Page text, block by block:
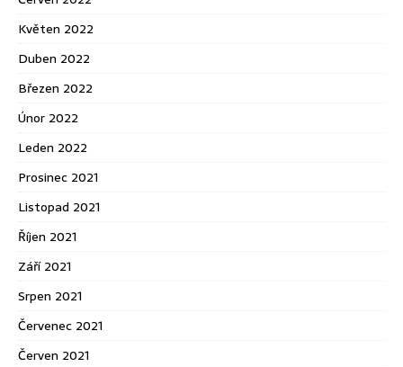
Květen 2022
Duben 2022
Březen 2022
Únor 2022
Leden 2022
Prosinec 2021
Listopad 2021
Říjen 2021
Září 2021
Srpen 2021
Červenec 2021
Červen 2021